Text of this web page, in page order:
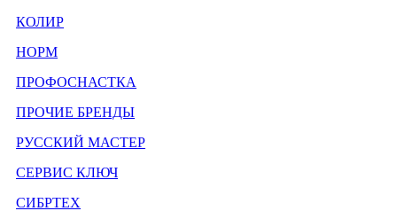
КОЛИР
НОРМ
ПРОФОСНАСТКА
ПРОЧИЕ БРЕНДЫ
РУССКИЙ МАСТЕР
СЕРВИС КЛЮЧ
СИБРТЕХ